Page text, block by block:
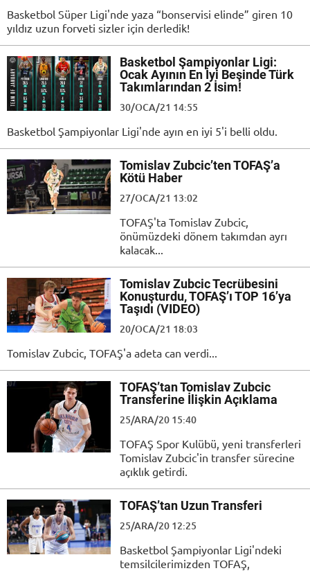
Basketbol Süper Ligi'nde yaza “bonservisi elinde” giren 10
yıldız uzun forveti sizler için derledik!
Basketbol Şampiyonlar Ligi:
Ocak Ayının En İyi Beşinde Türk
Takımlarından 2 İsim!
30/OCA/21 14:55
Basketbol Şampiyonlar Ligi'nde ayın en iyi 5'i belli oldu.
Tomislav Zubcic’ten TOFAŞ’a
Kötü Haber
27/OCA/21 13:02
TOFAŞ'ta Tomislav Zubcic,
önümüzdeki dönem takımdan ayrı
kalacak...
Tomislav Zubcic Tecrübesini
Konuşturdu, TOFAŞ’ı TOP 16’ya
Taşıdı (VIDEO)
20/OCA/21 18:03
Tomislav Zubcic, TOFAŞ'a adeta can verdi...
TOFAŞ’tan Tomislav Zubcic
Transferine İlişkin Açıklama
25/ARA/20 15:40
TOFAŞ Spor Kulübü, yeni transferleri
Tomislav Zubcic'in transfer sürecine
açıklık getirdi.
TOFAŞ’tan Uzun Transferi
25/ARA/20 12:25
Basketbol Şampiyonlar Ligi'ndeki
temsilcilerimizden TOFAŞ,